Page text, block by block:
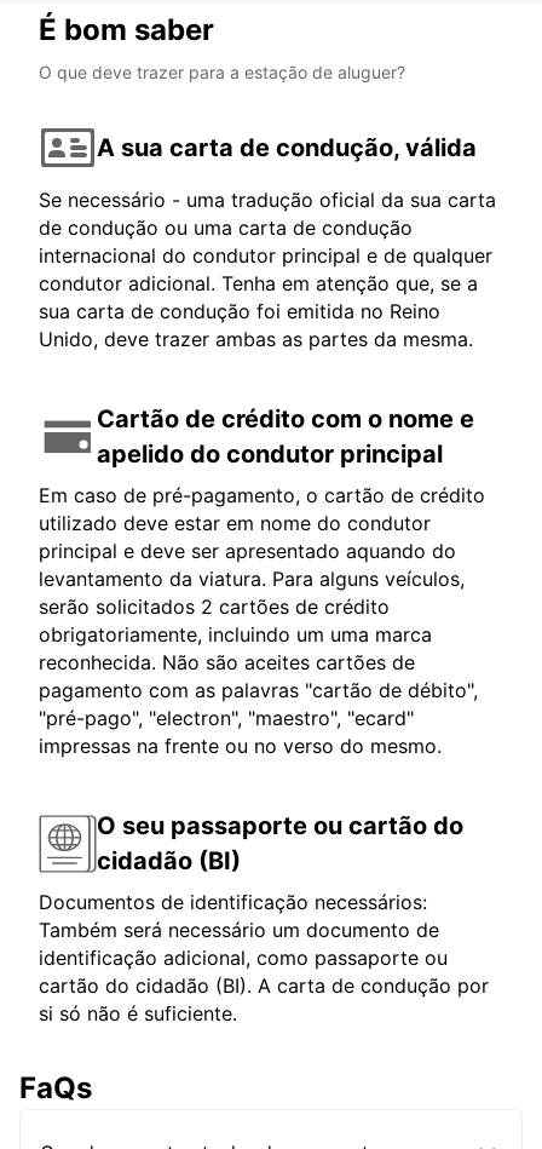
É bom saber
O que deve trazer para a estação de aluguer?
A sua carta de condução, válida
Se necessário - uma tradução oficial da sua carta
de condução ou uma carta de condução
internacional do condutor principal e de qualquer
condutor adicional. Tenha em atenção que, se a
sua carta de condução foi emitida no Reino
Unido, deve trazer ambas as partes da mesma.
Cartão de crédito com o nome e
apelido do condutor principal
Em caso de pré-pagamento, o cartão de crédito
utilizado deve estar em nome do condutor
principal e deve ser apresentado aquando do
levantamento da viatura. Para alguns veículos,
serão solicitados 2 cartões de crédito
obrigatoriamente, incluindo um uma marca
reconhecida. Não são aceites cartões de
pagamento com as palavras "cartão de débito",
"pré-pago", "electron", "maestro", "ecard"
impressas na frente ou no verso do mesmo.
O seu passaporte ou cartão do
cidadão (BI)
Documentos de identificação necessários:
Também será necessário um documento de
identificação adicional, como passaporte ou
cartão do cidadão (BI). A carta de condução por
si só não é suficiente.
FaQs